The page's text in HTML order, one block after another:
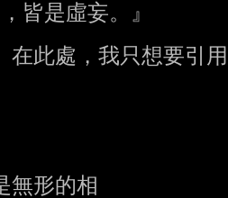
皆是虛妄。』
在此處，我只想要引用
無形的相